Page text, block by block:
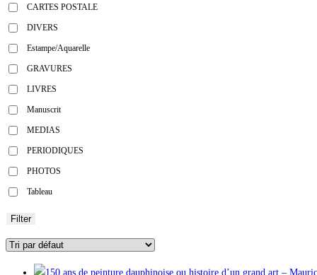
CARTES POSTALE
DIVERS
Estampe/Aquarelle
GRAVURES
LIVRES
Manuscrit
MEDIAS
PERIODIQUES
PHOTOS
Tableau
Filter